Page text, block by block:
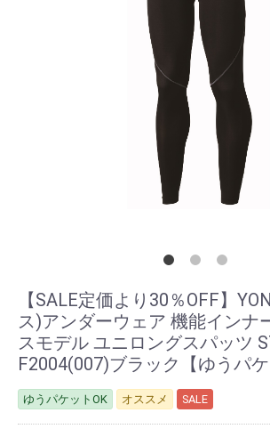
【SALE定価より30％OFF】
ス)アンダーウェア 機能インナ
スモデル ユニロングスパッツ
F2004(007)ブラック【ゆうパケ
ゆうパケットOK オススメ SALE